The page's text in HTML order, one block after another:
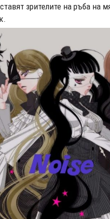
зрителите на ръба на